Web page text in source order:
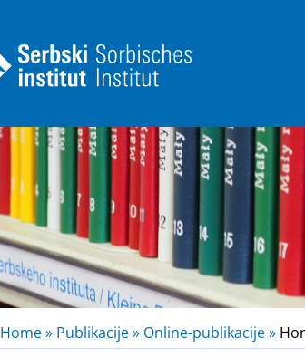
Home » Publikacije » Online-publikacije »